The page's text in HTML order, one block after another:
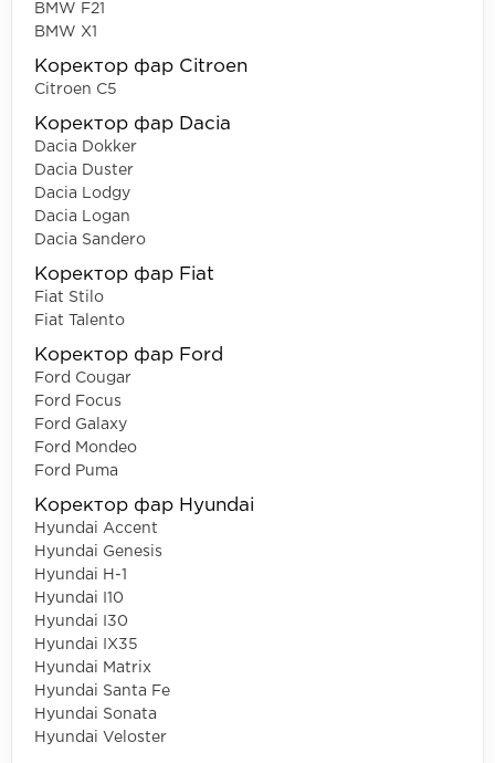
BMW F21
BMW X1
Коректор фар Citroen
Citroen C5
Коректор фар Dacia
Dacia Dokker
Dacia Duster
Dacia Lodgy
Dacia Logan
Dacia Sandero
Коректор фар Fiat
Fiat Stilo
Fiat Talento
Коректор фар Ford
Ford Cougar
Ford Focus
Ford Galaxy
Ford Mondeo
Ford Puma
Коректор фар Hyundai
Hyundai Accent
Hyundai Genesis
Hyundai H-1
Hyundai I10
Hyundai I30
Hyundai IX35
Hyundai Matrix
Hyundai Santa Fe
Hyundai Sonata
Hyundai Veloster